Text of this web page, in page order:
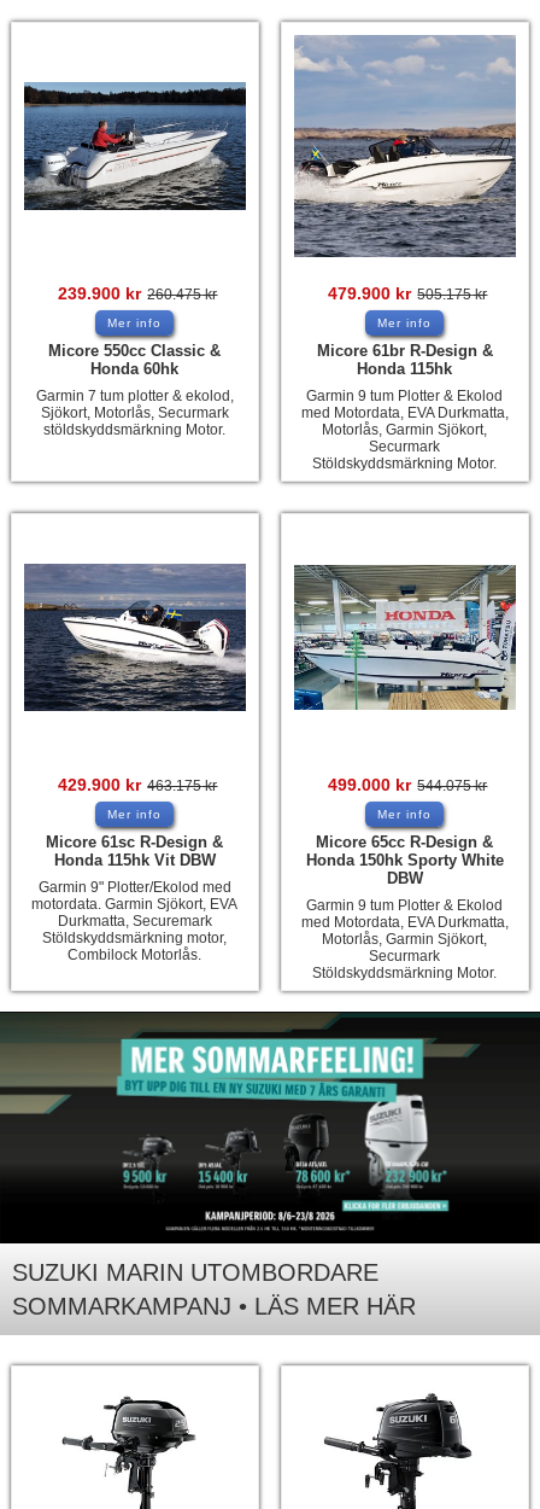
Minn Kota - elmotorer
TK Trailer
Volvo Penta Servicedelar
Yanmar Servicedelar
Mercury Servicedelar
Lowrance
Humminbird
B&G
Hummertina
Varta - Batterier
Victron - Batteriladdare
CTEK - Batteriladdare
Kamasa Tools - Verktyg
Calix - Packline - Takboxar
Thule - Takboxar
Thule - Lasthållare
LAGERRENSING
239.900 kr 260.475kr
Mer info
Micore 550cc Classic &
Honda 60hk
Garmin 7 tum plotter & ekolod,
Sjökort, Motorlås, Securmark
stöldskyddsmärkning Motor.
479.900 kr 505.175kr
Mer info
Micore 61br R-Design &
Honda 115hk
Garmin 9 tum Plotter & Ekolod
med Motordata, EVA Durkmatta,
Motorlås, Garmin Sjökort,
Securmark
Stöldskyddsmärkning Motor.
429.900 kr 463.175kr
Mer info
Micore 61sc R-Design &
Honda 115hk Vit DBW
Garmin 9" Plotter/Ekolod med
motordata. Garmin Sjökort, EVA
Durkmatta, Securemark
Stöldskyddsmärkning motor,
Combilock Motorlås.
499.000 kr 544.075kr
Mer info
Micore 65cc R-Design &
Honda 150hk Sporty White
DBW
Garmin 9 tum Plotter & Ekolod
med Motordata, EVA Durkmatta,
Motorlås, Garmin Sjökort,
Securmark
Stöldskyddsmärkning Motor.
SUZUKI MARIN UTOMBORDARE
SOMMARKAMPANJ • LÄS MER HÄR